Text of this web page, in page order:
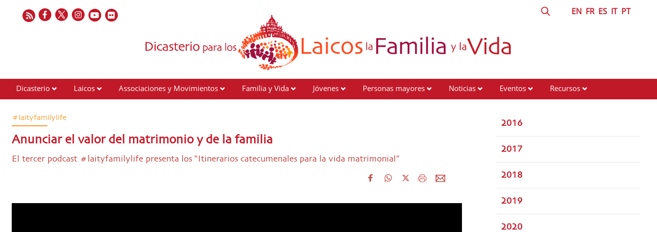
EN FR ES IT PT
Dicasterio Laicos Associaciones y Movimientos Familia y Vida Jóvenes Personas mayores Noticias Eventos
Recursos
#laityfamilylife
Anunciar el valor del matrimonio y de la familia
El tercer podcast #laityfamilylife presenta los “Itinerarios catecumenales para la vida matrimonial”
2016
2017
2018
2019
2020